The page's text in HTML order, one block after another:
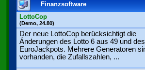
Finanzsoftware
LottoCop
(Demo, 24.80)
Der neue LottoCop berücksichtigt die
Änderungen des Lotto 6 aus 49 und des
EuroJackpots. Mehrere Generatoren
vorhanden, die Zufallszahlen, ...